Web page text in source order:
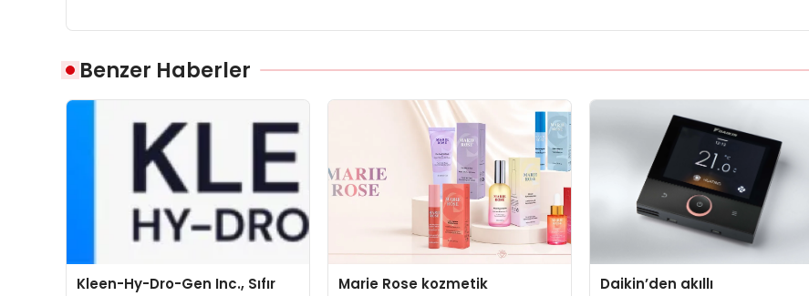
Benzer Haberler
Kleen-Hy-Dro-Gen Inc., Sıfır
Marie Rose kozmetik
Daikin’den akıllı